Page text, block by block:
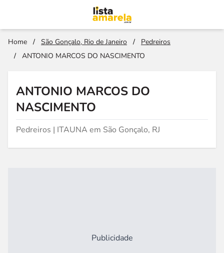
Home / São Gonçalo, Rio de Janeiro /
Pedreiros
/
ANTONIO MARCOS DO NASCIMENTO
ANTONIO MARCOS DO
NASCIMENTO
Pedreiros | ITAUNA em São Gonçalo, RJ
Publicidade